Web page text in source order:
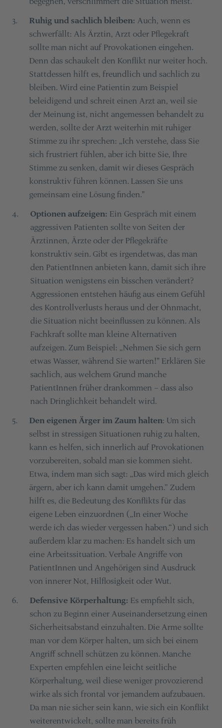
3. Ruhig und sachlich bleiben: Auch, wenn es
schwerfällt: Als Ärztin, Arzt oder Pflegekraft
sollte man nicht auf Provokationen eingehen.
Denn das schaukelt den Konflikt nur weiter hoch.
Stattdessen hilft es, freundlich und sachlich zu
bleiben. Wird eine Patientin zum Beispiel
beleidigend und schreit einen Arzt an, weil sie
der Meinung ist, nicht angemessen behandelt zu
werden, sollte der Arzt weiterhin mit ruhiger
Stimme zu ihr sprechen: „Ich verstehe, dass Sie
sich frustriert fühlen, aber ich bitte Sie, Ihre
Stimme zu senken, damit wir dieses Gespräch
konstruktiv führen können. Lassen Sie uns
gemeinsam eine Lösung finden."
4. Optionen aufzeigen: Ein Gespräch mit einem
aggressiven Patienten sollte von Seiten der
Ärztinnen, Ärzte oder der Pflegekräfte
konstruktiv sein. Gibt es irgendetwas, das man
den PatientInnen anbieten kann, damit sich ihre
Situation wenigstens ein bisschen verändert?
Aggressionen entstehen häufig aus einem Gefühl
des Kontrollverlusts heraus und der Ohnmacht,
die Situation nicht beeinflussen zu können. Als
Fachkraft sollte man kleine Alternativen
aufzeigen. Zum Beispiel: „Nehmen Sie sich gern
etwas Wasser, während Sie warten!" Erklären Sie
sachlich, aus welchem Grund manche
PatientInnen früher drankommen – dass also
nach Dringlichkeit behandelt wird.
5. Den eigenen Ärger im Zaum halten: Um sich
selbst in stressigen Situationen ruhig zu halten,
kann es helfen, sich innerlich auf Provokationen
vorzubereiten, sobald man sie kommen sieht.
Etwa, indem man sich sagt: „Das wird mich gleich
ärgern, aber ich kann damit umgehen.” Zudem
hilft es, die Bedeutung des Konflikts für das
eigene Leben einzuordnen („In einer Woche
werde ich das wieder vergessen haben.“) und sich
außerdem klar zu machen: Es handelt sich um
eine Arbeitssituation. Verbale Angriffe von
PatientInnen und Angehörigen sind Ausdruck
von innerer Not, Hilflosigkeit oder Wut.
6. Defensive Körperhaltung: Es empfiehlt sich,
schon zu Beginn einer Auseinandersetzung einen
Sicherheitsabstand einzuhalten. Die Arme sollte
man vor dem Körper halten, um sich bei einem
Angriff schnell schützen zu können. Manche
Experten empfehlen eine leicht seitliche
Körperhaltung, weil diese weniger provozierend
wirke als sich frontal vor jemandem aufzubauen.
Da man nie sicher sein kann, wie sich ein Konflikt
weiterentwickelt, sollte man bereits früh